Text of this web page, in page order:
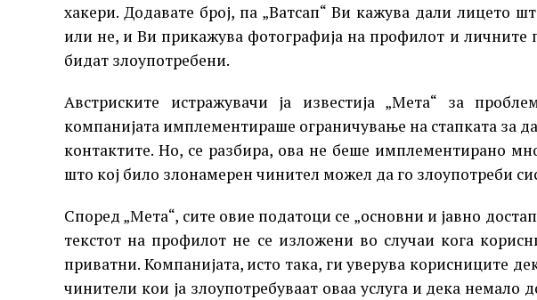
хакери. Додавате број, па „Ватсап“ Ви кажува дали лицето
или не, и Ви прикажува фотографија на профилот и
бидат злоупотребени.
Австриските истражувачи ја известија „Мета“ за
компанијата имплементираше ограничување на стапката за
контактите. Но, се разбира, ова не беше имплементирано
што кој било злонамерен чинител можел да го злоупотреби
Според „Мета“, сите овие податоци се „основни и јавно
текстот на профилот не се изложени во случаи кога
приватни. Компанијата, исто така, ги уверува корисниците
чинители кои ја злоупотребуваат оваа услуга и дека немало